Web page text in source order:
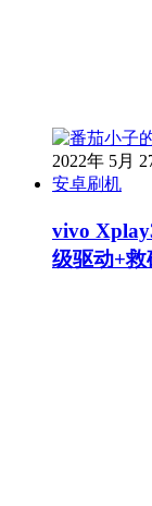
2022年 5月
安卓刷机
vivo
级驱动+救